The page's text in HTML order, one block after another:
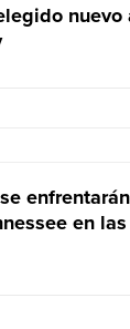
en